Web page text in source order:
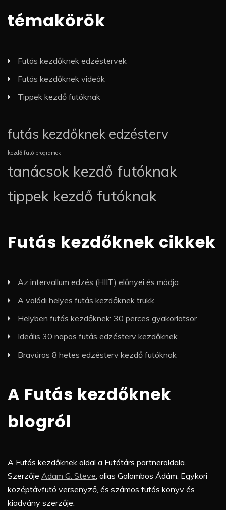
témakörök
Futás kezdőknek edzéstervek
Futás kezdőknek videók
Tippek kezdő futóknak
futás kezdőknek edzésterv
kezdő futó programok
tanácsok kezdő futóknak
tippek kezdő futóknak
Futás kezdőknek cikkek
Az intervallum edzés (HIIT) előnyei és módja
A valódi helyes futás kezdőknek trükk
Helyben futás kezdőknek: 30 perces gyakorlatsor
Ideális 30 napos futás edzésterv kezdőknek
Bravúros 8 hetes edzésterv kezdő futóknak
A Futás kezdőknek
blogról
A Futás kezdőknek oldal a Futótárs partneroldala.
Szerzője Adam G. Steve , alias Galambos Ádám. Egykori
középtávfutó versenyző, és számos futós könyv és
kiadvány szerzője.